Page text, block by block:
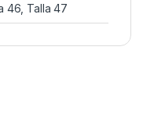
46, Talla 47